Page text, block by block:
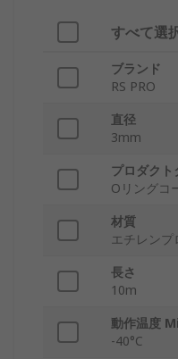
すべて選
ブランド
RS PRO
直径
3mm
プロダクト
Oリングコ
材質
エチレンプ
長さ
10m
動作温度
-40°C